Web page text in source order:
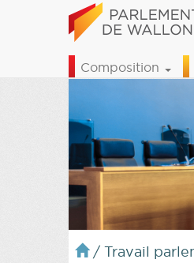
Composition
/ Travail